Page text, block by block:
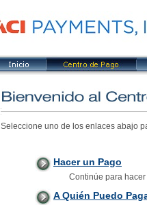
Seleccione uno de los enlaces abajo
Hacer un Pago
Continúe para
A Quién Puedo